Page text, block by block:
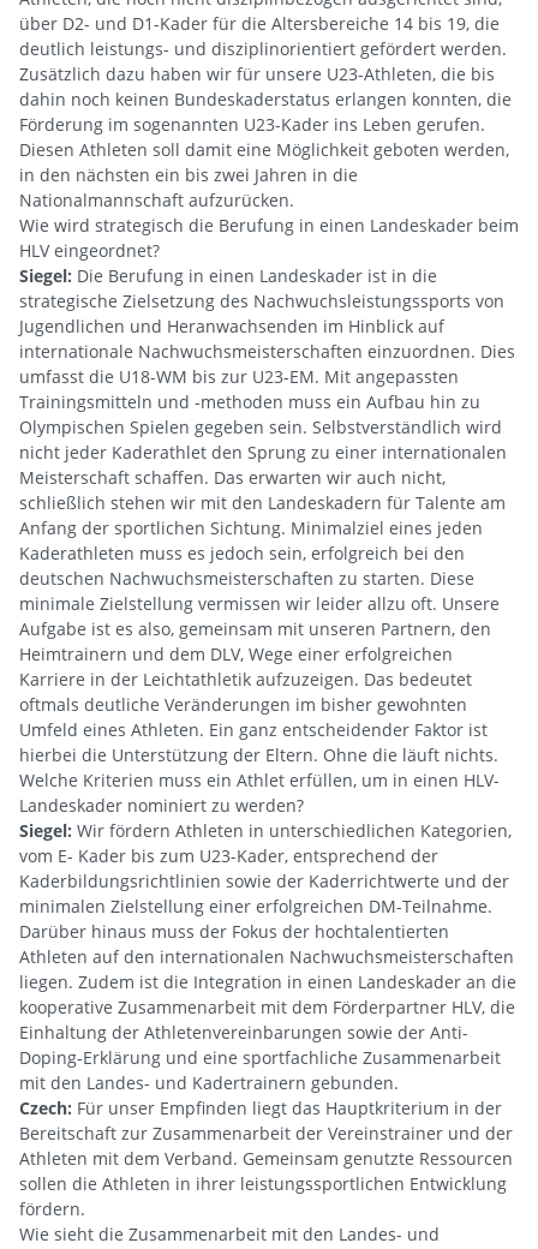
über D2- und D1-Kader für die Altersbereiche 14 bis 19, die
deutlich leistungs- und disziplinorientiert gefördert werden.
Zusätzlich dazu haben wir für unsere U23-Athleten, die bis
dahin noch keinen Bundeskaderstatus erlangen konnten, die
Förderung im sogenannten U23-Kader ins Leben gerufen.
Diesen Athleten soll damit eine Möglichkeit geboten werden,
in den nächsten ein bis zwei Jahren in die
Nationalmannschaft aufzurücken.
Wie wird strategisch die Berufung in einen Landeskader beim
HLV eingeordnet?
Siegel: Die Berufung in einen Landeskader ist in die
strategische Zielsetzung des Nachwuchsleistungssports von
Jugendlichen und Heranwachsenden im Hinblick auf
internationale Nachwuchsmeisterschaften einzuordnen. Dies
umfasst die U18-WM bis zur U23-EM. Mit angepassten
Trainingsmitteln und -methoden muss ein Aufbau hin zu
Olympischen Spielen gegeben sein. Selbstverständlich wird
nicht jeder Kaderathlet den Sprung zu einer internationalen
Meisterschaft schaffen. Das erwarten wir auch nicht,
schließlich stehen wir mit den Landeskadern für Talente am
Anfang der sportlichen Sichtung. Minimalziel eines jeden
Kaderathleten muss es jedoch sein, erfolgreich bei den
deutschen Nachwuchsmeisterschaften zu starten. Diese
minimale Zielstellung vermissen wir leider allzu oft. Unsere
Aufgabe ist es also, gemeinsam mit unseren Partnern, den
Heimtrainern und dem DLV, Wege einer erfolgreichen
Karriere in der Leichtathletik aufzuzeigen. Das bedeutet
oftmals deutliche Veränderungen im bisher gewohnten
Umfeld eines Athleten. Ein ganz entscheidender Faktor ist
hierbei die Unterstützung der Eltern. Ohne die läuft nichts.
Welche Kriterien muss ein Athlet erfüllen, um in einen HLV-
Landeskader nominiert zu werden?
Siegel: Wir fördern Athleten in unterschiedlichen Kategorien,
vom E- Kader bis zum U23-Kader, entsprechend der
Kaderbildungsrichtlinien sowie der Kaderrichtwerte und der
minimalen Zielstellung einer erfolgreichen DM-Teilnahme.
Darüber hinaus muss der Fokus der hochtalentierten
Athleten auf den internationalen Nachwuchsmeisterschaften
liegen. Zudem ist die Integration in einen Landeskader an die
kooperative Zusammenarbeit mit dem Förderpartner HLV, die
Einhaltung der Athletenvereinbarungen sowie der Anti-
Doping-Erklärung und eine sportfachliche Zusammenarbeit
mit den Landes- und Kadertrainern gebunden.
Czech: Für unser Empfinden liegt das Hauptkriterium in der
Bereitschaft zur Zusammenarbeit der Vereinstrainer und der
Athleten mit dem Verband. Gemeinsam genutzte Ressourcen
sollen die Athleten in ihrer leistungssportlichen Entwicklung
fördern.
Wie sieht die Zusammenarbeit mit den Landes- und